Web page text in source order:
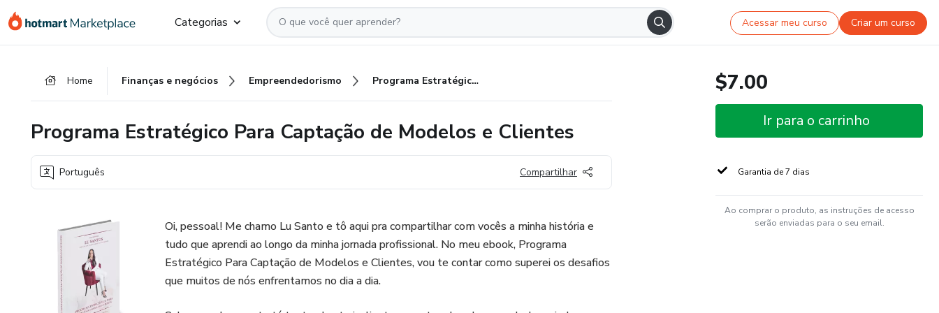
para
para
para
Categorias Acessar meu curso Criar um curso
Home Finanças e negócios Empreendedorismo Programa Estratégico Para Captação de Modelos e Clientes
Programa Estratégico Para Captação de Modelos e Clientes
Português Compartilhar
Oi, pessoal! Me chamo Lu Santo e tô aqui pra compartilhar com vocês a minha história e
tudo que aprendi ao longo da minha jornada profissional. No meu ebook, Programa
Estratégico Para Captação de Modelos e Clientes, vou te contar como superei os desafios
que muitos de nós enfrentamos no dia a dia.
$7.00
Ir para o carrinho
Garantia de 7 dias
Ao comprar o produto, as instruções de acesso
serão enviadas para o seu email.